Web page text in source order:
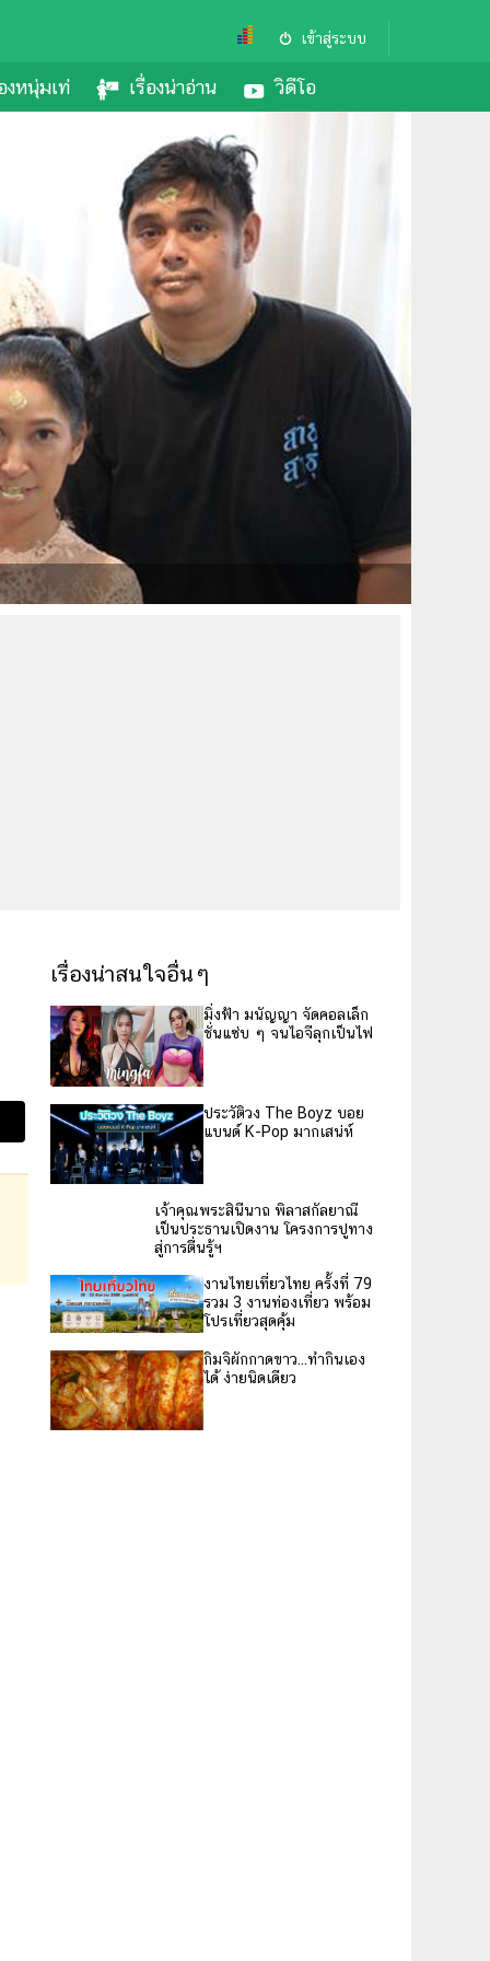
เข้าสู่ระบบ
งหนุ่มเท่ เรื่องน่าอ่าน วิดีโอ
เรื่องน่าสนใจอื่นๆ
มิ่งฟ้า มนัญญา จัดคอลเล็ก
ชั่นแซ่บ ๆ จนไอจีลุกเป็นไฟ
ประวัติวง The Boyz บอย
แบนด์ K-Pop มากเสน่ห์
เจ้าคุณพระสินีนาถ พิลาสกัลยาณี
เป็นประธานเปิดงาน โครงการปูทาง
สู่การตื่นรู้ฯ
งานไทยเที่ยวไทย ครั้งที่ 79
รวม 3 งานท่องเที่ยว พร้อม
โปรเที่ยวสุดคุ้ม
กิมจิผักกาดขาว...ทำกินเอง
ได้ ง่ายนิดเดียว